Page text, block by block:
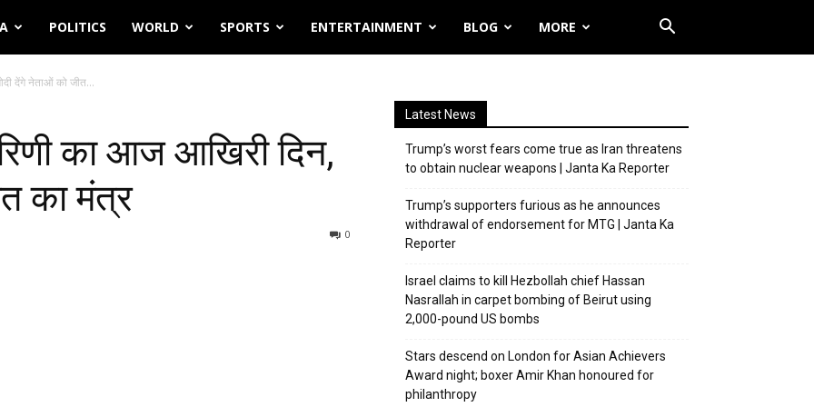
POLITICS WORLD SPORTS ENTERTAINMENT BLOG MORE
देंगे नेताओं को जीत...
का आज आखिरी दिन,
का मंत्र
0
Latest News
Trump’s worst fears come true as Iran threatens
to obtain nuclear weapons | Janta Ka Reporter
Trump’s supporters furious as he announces
withdrawal of endorsement for MTG | Janta Ka
Reporter
Israel claims to kill Hezbollah chief Hassan
Nasrallah in carpet bombing of Beirut using
2,000-pound US bombs
Stars descend on London for Asian Achievers
Award night; boxer Amir Khan honoured for
philanthropy